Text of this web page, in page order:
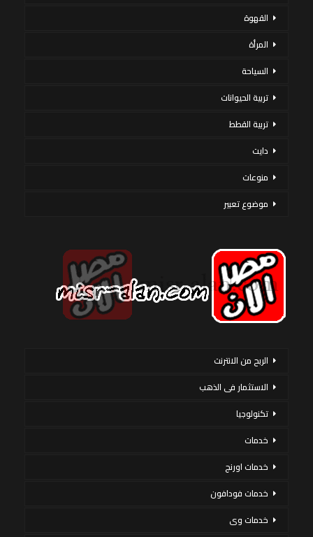
القهوة
المرأة
السياحة
تربية الحيوانات
تربية القطط
دايت
منوعات
موضوع تعبير
الربح من الانترنت
الاستثمار فى الذهب
تكنولوجيا
خدمات
خدمات اورنج
خدمات فودافون
خدمات وى